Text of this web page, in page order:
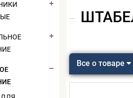
Все о товаре